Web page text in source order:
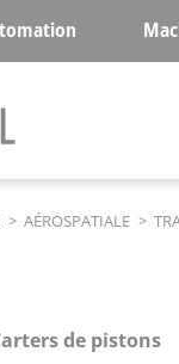
> AÉROSPATIALE >
de pistons